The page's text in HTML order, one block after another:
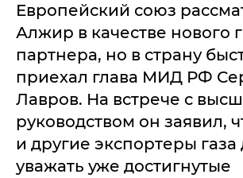
Европейский союз
Алжир в качестве нового
партнера, но в страну
приехал глава МИД РФ
Лавров. На встрече с
руководством он заявил,
и другие экспортеры
уважать уже достигнутые